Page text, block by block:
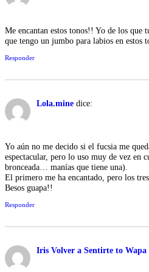
Me encantan estos tonos!! Yo de los que
que tengo un jumbo para labios en estos
Responder
Lola.mine dice:
Yo aún no me decido si el fucsia me
espectacular, pero lo uso muy de vez en
bronceada… manías que tiene una).
El primero me ha encantado, pero los tres
Besos guapa!!
Responder
Iris Volver a Sentirte to Wapa